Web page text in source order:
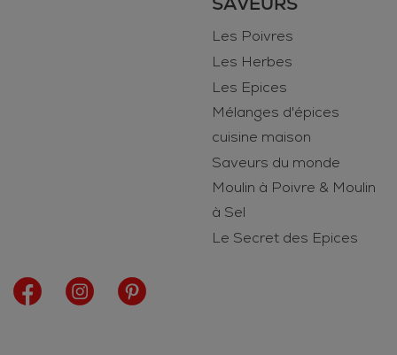
Les Poivres
Les Herbes
Les Epices
Mélanges d'épices
cuisine maison
Saveurs du monde
Moulin à Poivre & Moulin
à Sel
Le Secret des Epices